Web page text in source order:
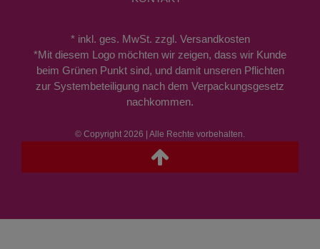
* inkl. ges. MwSt. zzgl. Versandkosten
*Mit diesem Logo möchten wir zeigen, dass wir Kunde
beim Grünen Punkt sind, und damit unseren Pflichten
zur Systembeteiligung nach dem Verpackungsgesetz
nachkommen.
© Copyright 2026 | Alle Rechte vorbehalten.